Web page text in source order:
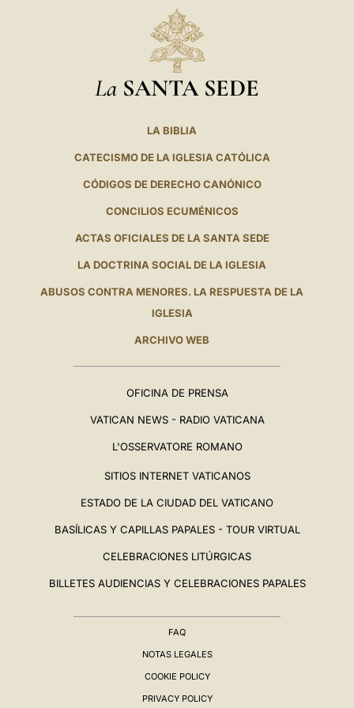
La SANTA SEDE
LA BIBLIA
CATECISMO DE LA IGLESIA CATÓLICA
CÓDIGOS DE DERECHO CANÓNICO
CONCILIOS ECUMÉNICOS
ACTAS OFICIALES DE LA SANTA SEDE
LA DOCTRINA SOCIAL DE LA IGLESIA
ABUSOS CONTRA MENORES. LA RESPUESTA DE LA
IGLESIA
ARCHIVO WEB
OFICINA DE PRENSA
VATICAN NEWS - RADIO VATICANA
L'OSSERVATORE ROMANO
SITIOS INTERNET VATICANOS
ESTADO DE LA CIUDAD DEL VATICANO
BASÍLICAS Y CAPILLAS PAPALES - TOUR VIRTUAL
CELEBRACIONES LITÚRGICAS
BILLETES AUDIENCIAS Y CELEBRACIONES PAPALES
FAQ
NOTAS LEGALES
COOKIE POLICY
PRIVACY POLICY